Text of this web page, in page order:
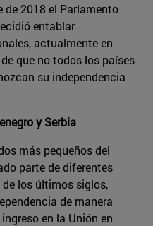
de 2018 el Parlamento
entablar
actualmente en
que no todos los países
su independencia
y Serbia
más pequeños del
parte de diferentes
los últimos siglos,
de manera
en la Unión en